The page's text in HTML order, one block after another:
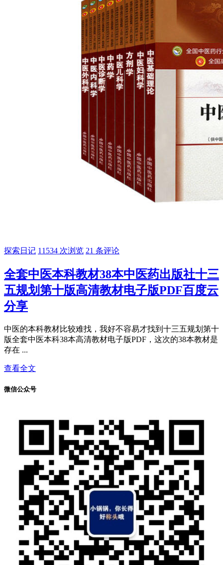
探索日记 11534 次浏览 21 条评论
全套中医本科教材38本中医药出版社十三
五规划第十版高清教材电子版PDF百度云
分享
中医的本科教材比较难找，我好不容易才找到十三五规划第十
版全套中医本科38本高清教材电子版PDF，这次的38本教材是
存在 ...
查看全文
微信公众号